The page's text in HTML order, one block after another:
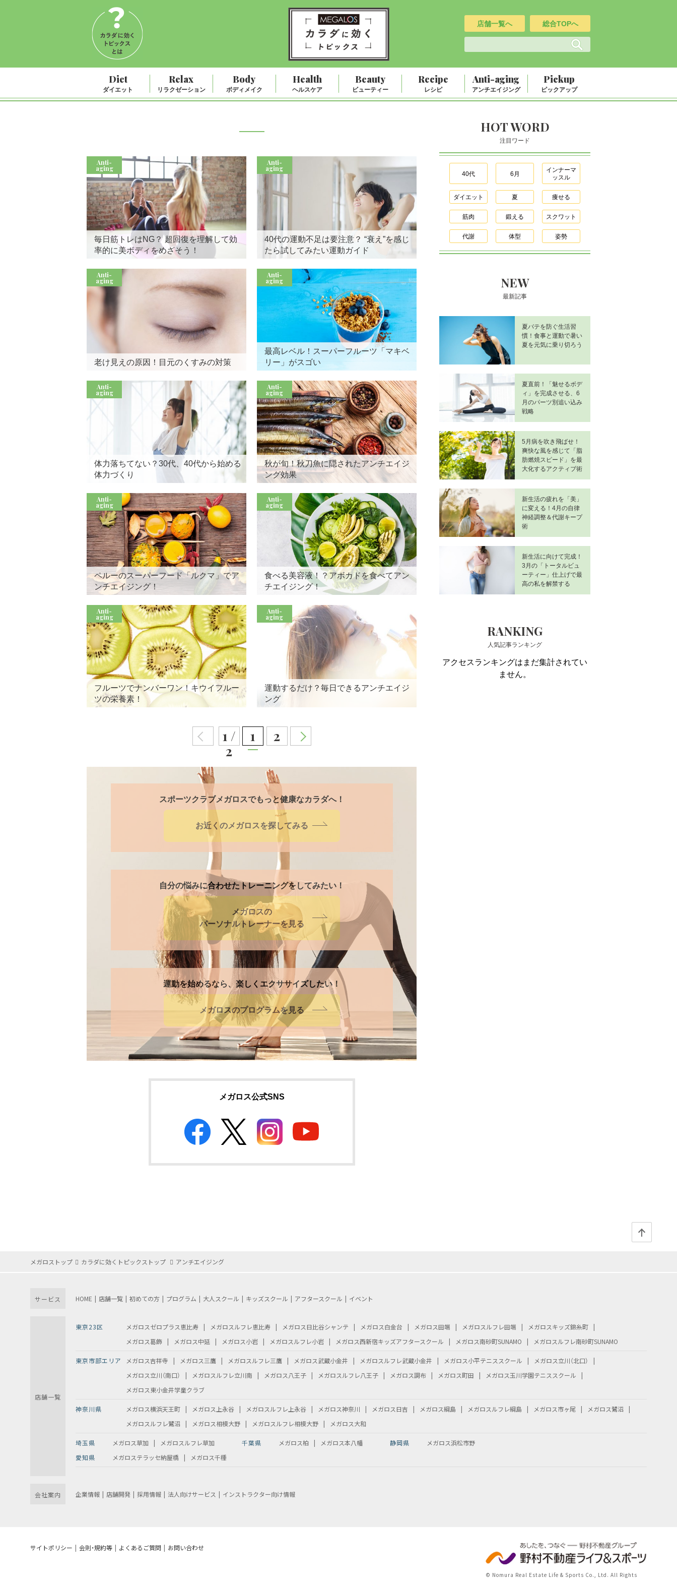
店舗一覧へ 総合TOPへ
Diet
ダイエット
Relax
リラクゼーション
Body
ボディメイク
Health
ヘルスケア
Beauty
ビューティー
Recipe
レシピ
Anti-aging
アンチエイジング
Pickup
ピックアップ
Anti-
aging
毎日筋トレはNG？ 超回復を理解して効
率的に美ボディをめざそう！
Anti-
aging
40代の運動不足は要注意？ “衰え”を感じ
たら試してみたい運動ガイド
Anti-
aging
老け見えの原因！目元のくすみの対策
Anti-
aging
最高レベル！スーパーフルーツ「マキベ
リー」がスゴい
Anti-
aging
体力落ちてない？30代、40代から始める
体力づくり
Anti-
aging
秋が旬！秋刀魚に隠されたアンチエイジ
ング効果
Anti-
aging
ペルーのスーパーフード「ルクマ」でア
ンチエイジング！
Anti-
aging
食べる美容液！？アボカドを食べてアン
チエイジング！
Anti-
aging
フルーツでナンバーワン！キウイフルー
ツの栄養素！
Anti-
aging
運動するだけ？毎日できるアンチエイジ
ング
1 /
2
1 2
スポーツクラブメガロスでもっと健康なカラダへ！
お近くのメガロスを探してみる
自分の悩みに合わせたトレーニングをしてみたい！
メガロスの
パーソナルトレーナーを見る
運動を始めるなら、楽しくエクササイズしたい！
メガロスのプログラムを見る
メガロス公式SNS
HOT WORD
注目ワード
40代 6月
インナーマ
ッスル
ダイエット 夏 痩せる
筋肉 鍛える スクワット
代謝 体型 姿勢
NEW
最新記事
夏バテを防ぐ生活習
慣！食事と運動で暑い
夏を元気に乗り切ろう
夏直前！「魅せるボデ
ィ」を完成させる、6
月のパーツ別追い込み
戦略
5月病を吹き飛ばせ！
爽快な風を感じて「脂
肪燃焼スピード」を最
大化するアクティブ術
新生活の疲れを「美」
に変える！4月の自律
神経調整＆代謝キープ
術
新生活に向けて完成！
3月の「トータルビュ
ーティー」仕上げで最
高の私を解禁する
RANKING
人気記事ランキング
アクセスランキングはまだ集計されてい
ません。
メガロストップ カラダに効くトピックストップ アンチエイジング
サービス HOME 店舗一覧 初めての方 プログラム 大人スクール キッズスクール アフタースクール イベント
店舗一覧
東京23区 メガロスゼロプラス恵比寿 メガロスルフレ恵比寿 メガロス日比谷シャンテ メガロス白金台 メガロス田端 メガロスルフレ田端
メガロスキッズ錦糸町
メガロス葛飾
メガロス中延 メガロス小岩 メガロスルフレ小岩 メガロス西新宿キッズアフタースクール メガロス南砂町SUNAMO メガロスルフレ南砂町SUNAMO
東京市部エリア メガロス吉祥寺 メガロス三鷹 メガロスルフレ三鷹 メガロス武蔵小金井 メガロスルフレ武蔵小金井 メガロス小平テニススクール
メガロス立川（北口）
メガロス立川（南口）
メガロスルフレ立川南 メガロス八王子 メガロスルフレ八王子 メガロス調布 メガロス町田
メガロス玉川学園テニススクール
メガロス東小金井学童クラブ
神奈川県 メガロス横浜天王町 メガロス上永谷 メガロスルフレ上永谷 メガロス神奈川 メガロス日吉 メガロス綱島 メガロスルフレ綱島 メガロス市ヶ尾
メガロス鷺沼
メガロスルフレ鷺沼
メガロス相模大野 メガロスルフレ相模大野 メガロス大和
埼玉県 メガロス草加 メガロスルフレ草加 千葉県 メガロス柏 メガロス本八幡 静岡県
メガロス浜松市野
愛知県
メガロステラッセ納屋橋 メガロス千種
会社案内 企業情報 店舗開発 採用情報 法人向けサービス インストラクター向け情報
サイトポリシー 会則・規約等 よくあるご質問 お問い合わせ
© Nomura Real Estate Life & Sports Co., Ltd. All Rights